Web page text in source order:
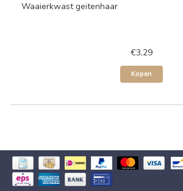
Waaierkwast geitenhaar
€3,29
Kopen